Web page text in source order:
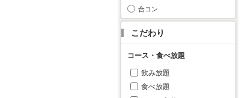
合コン
こだわり
コース・食べ放題
飲み放題
食べ放題